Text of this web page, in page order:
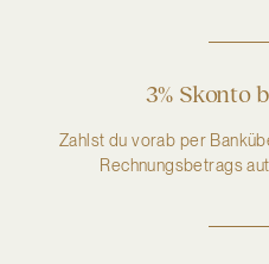
3% Skonto
Zahlst du vorab per
Rechnungsbetrags